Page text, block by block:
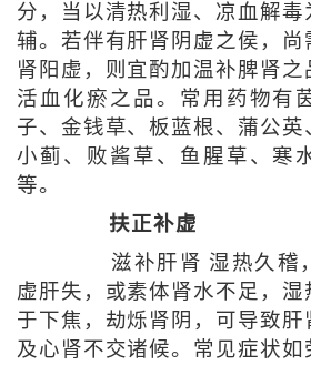
分，当以清热利湿、凉血解毒
辅。若伴有肝肾阴虚之侯，尚
肾阳虚，则宜酌加温补脾肾之
活血化瘀之品。常用药物有
子、金钱草、板蓝根、蒲公英
小蓟、败酱草、鱼腥草、寒
等。
扶正补虚
滋补肝肾 湿热久稽
虚肝失，或素体肾水不足，湿
于下焦，劫烁肾阴，可导致肝
及心肾不交诸候。常见症状如